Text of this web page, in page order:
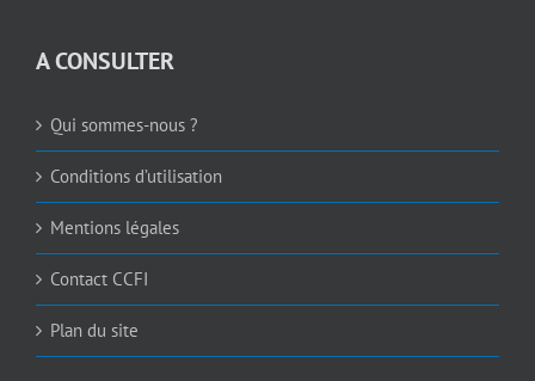
A CONSULTER
Qui sommes-nous ?
Conditions d’utilisation
Mentions légales
Contact CCFI
Plan du site